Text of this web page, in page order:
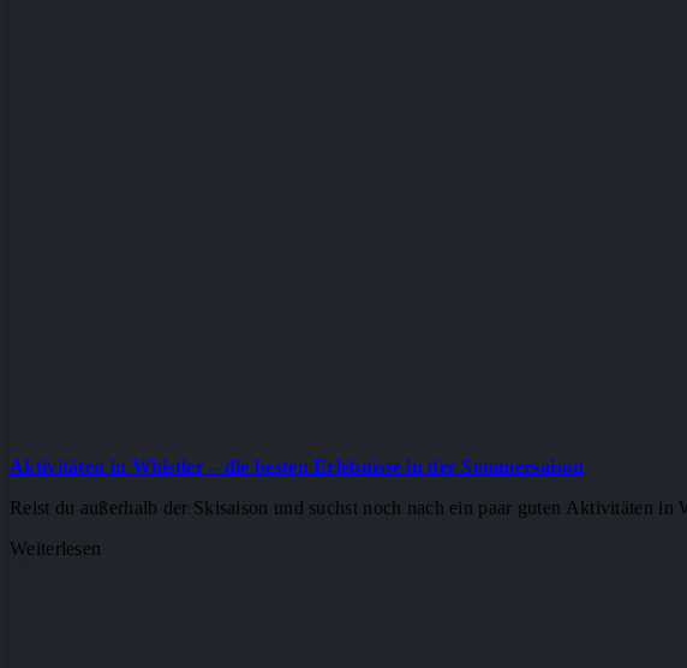
Aktivitäten in Whistler – die besten Erlebnisse in der Sommersaison
Reist du außerhalb der Skisaison und suchst noch nach ein paar guten Aktivitäten
Weiterlesen